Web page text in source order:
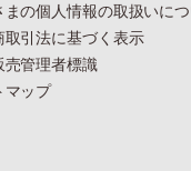
まの個人情報の取扱いに
取引法に基づく表示
売管理者標識
マップ